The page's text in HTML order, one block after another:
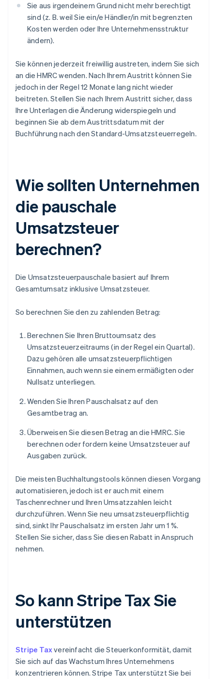
Sie aus irgendeinem Grund nicht mehr berechtigt
sind (z. B. weil Sie ein/e Händler/in mit begrenzten
Kosten werden oder Ihre Unternehmensstruktur
ändern).
Sie können jederzeit freiwillig austreten, indem Sie sich
an die HMRC wenden. Nach Ihrem Austritt können Sie
jedoch in der Regel 12 Monate lang nicht wieder
beitreten. Stellen Sie nach Ihrem Austritt sicher, dass
Ihre Unterlagen die Änderung widerspiegeln und
beginnen Sie ab dem Austrittsdatum mit der
Buchführung nach den Standard-Umsatzsteuerregeln.
Wie sollten Unternehmen
die pauschale
Umsatzsteuer
berechnen?
Die Umsatzsteuerpauschale basiert auf Ihrem
Gesamtumsatz inklusive Umsatzsteuer.
So berechnen Sie den zu zahlenden Betrag:
Berechnen Sie Ihren Bruttoumsatz des
Umsatzsteuerzeitraums (in der Regel ein Quartal).
Dazu gehören alle umsatzsteuerpflichtigen
Einnahmen, auch wenn sie einem ermäßigten oder
Nullsatz unterliegen.
Wenden Sie Ihren Pauschalsatz auf den
Gesamtbetrag an.
Überweisen Sie diesen Betrag an die HMRC. Sie
berechnen oder fordern keine Umsatzsteuer auf
Ausgaben zurück.
Die meisten Buchhaltungstools können diesen Vorgang
automatisieren, jedoch ist er auch mit einem
Taschenrechner und Ihren Umsatzzahlen leicht
durchzuführen. Wenn Sie neu umsatzsteuerpflichtig
sind, sinkt Ihr Pauschalsatz im ersten Jahr um 1 %.
Stellen Sie sicher, dass Sie diesen Rabatt in Anspruch
nehmen.
So kann Stripe Tax Sie
unterstützen
Stripe Taxvereinfacht die Steuerkonformität, damit
Sie sich auf das Wachstum Ihres Unternehmens
konzentrieren können. Stripe Tax unterstützt Sie bei